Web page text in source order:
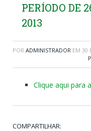
PERÍODO DE
2013
POR ADMINISTRADOR EM 30
Clique aqui para
COMPARTILHAR: